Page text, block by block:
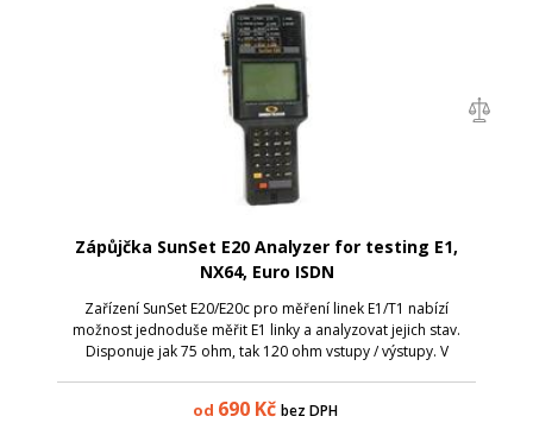
Zápůjčka SunSet E20 Analyzer for testing E1,
NX64, Euro ISDN
Zařízení SunSet E20/E20c pro měření linek E1/T1 nabízí
možnost jednoduše měřit E1 linky a analyzovat jejich stav.
Disponuje jak 75 ohm, tak 120 ohm vstupy / výstupy. V
od 690Kč bez DPH